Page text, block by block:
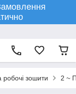
робочі зошити 2 ~